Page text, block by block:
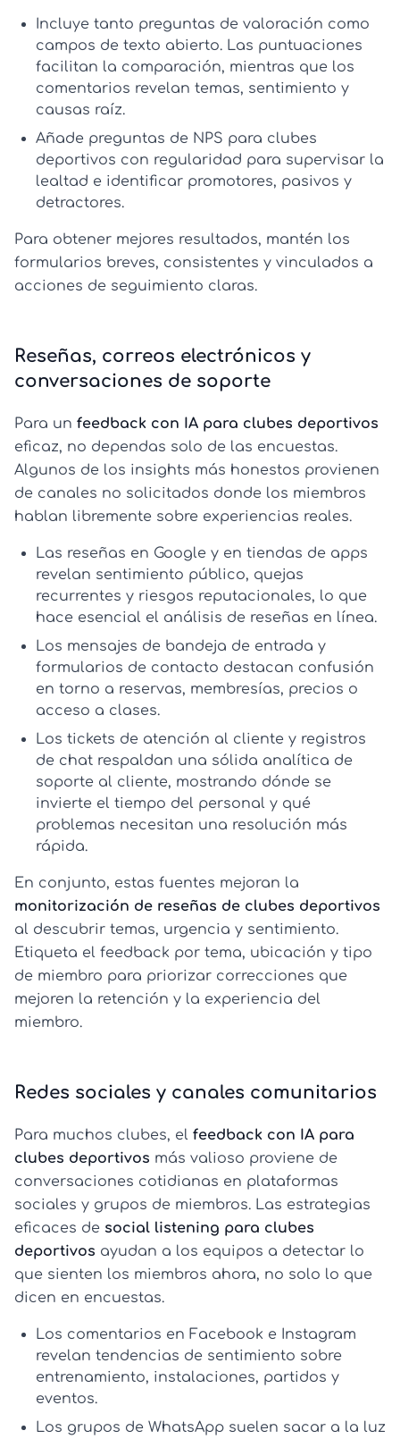
Incluye tanto preguntas de valoración como
campos de texto abierto. Las puntuaciones
facilitan la comparación, mientras que los
comentarios revelan temas, sentimiento y
causas raíz.
Añade preguntas de NPS para clubes
deportivos con regularidad para supervisar la
lealtad e identificar promotores, pasivos y
detractores.
Para obtener mejores resultados, mantén los
formularios breves, consistentes y vinculados a
acciones de seguimiento claras.
Reseñas, correos electrónicos y
conversaciones de soporte
Para un feedback con IA para clubes deportivos
eficaz, no dependas solo de las encuestas.
Algunos de los insights más honestos provienen
de canales no solicitados donde los miembros
hablan libremente sobre experiencias reales.
Las reseñas en Google y en tiendas de apps
revelan sentimiento público, quejas
recurrentes y riesgos reputacionales, lo que
hace esencial el análisis de reseñas en línea.
Los mensajes de bandeja de entrada y
formularios de contacto destacan confusión
en torno a reservas, membresías, precios o
acceso a clases.
Los tickets de atención al cliente y registros
de chat respaldan una sólida analítica de
soporte al cliente, mostrando dónde se
invierte el tiempo del personal y qué
problemas necesitan una resolución más
rápida.
En conjunto, estas fuentes mejoran la
monitorización de reseñas de clubes deportivos
al descubrir temas, urgencia y sentimiento.
Etiqueta el feedback por tema, ubicación y tipo
de miembro para priorizar correcciones que
mejoren la retención y la experiencia del
miembro.
Redes sociales y canales comunitarios
Para muchos clubes, el feedback con IA para
clubes deportivos más valioso proviene de
conversaciones cotidianas en plataformas
sociales y grupos de miembros. Las estrategias
eficaces de social listening para clubes
deportivos ayudan a los equipos a detectar lo
que sienten los miembros ahora, no solo lo que
dicen en encuestas.
Los comentarios en Facebook e Instagram
revelan tendencias de sentimiento sobre
entrenamiento, instalaciones, partidos y
eventos.
Los grupos de WhatsApp suelen sacar a la luz